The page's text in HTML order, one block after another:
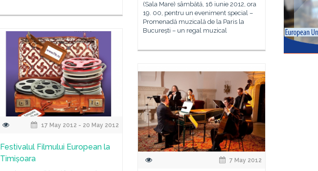
(Sala Mare) sâmbătă, 16 iunie 2012, ora
19. 00, pentru un eveniment special –
Promenadă muzicală de la Paris la
București – un regal muzical
17 May 2012 - 20 May 2012
Festivalul Filmului European la
Timișoara
7 May 2012